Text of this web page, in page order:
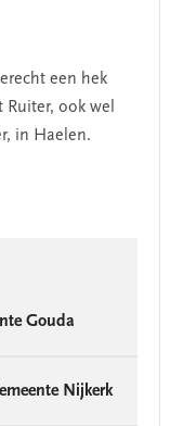
een hek
ook wel
in Haelen.
Gouda
Nijkerk